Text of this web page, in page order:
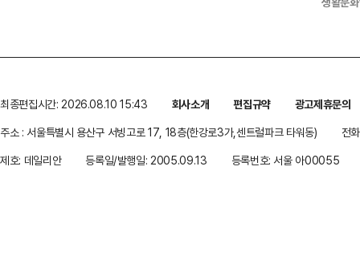
최종편집시간: 2026.08.10 15:43 회사소개 편집규약
광고제휴문의
주소 : 서울특별시 용산구 서빙고로 17, 18층(한강로3가,센트럴파크 타워동)
전
제호: 데일리안
등록일/발행일: 2005.09.13 등록번호: 서울 아00055